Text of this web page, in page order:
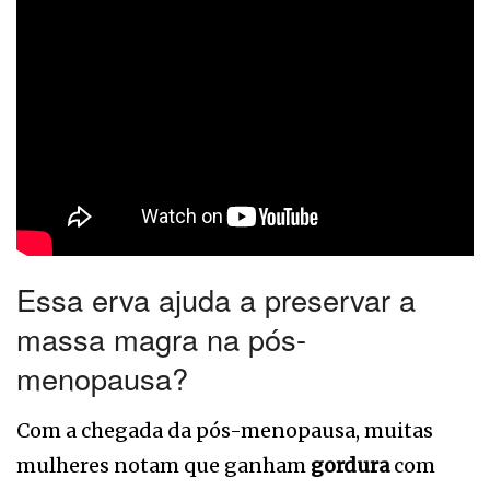
Essa erva ajuda a preservar a
massa magra na pós-
menopausa?
Com a chegada da pós-menopausa, muitas
mulheres notam que ganham gorduracom